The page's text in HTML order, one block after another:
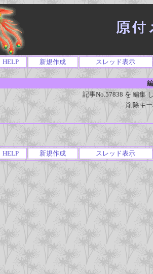
HELP 新規作成 スレッド表示
記事No.57838 を 編集
削除キ
HELP 新規作成 スレッド表示